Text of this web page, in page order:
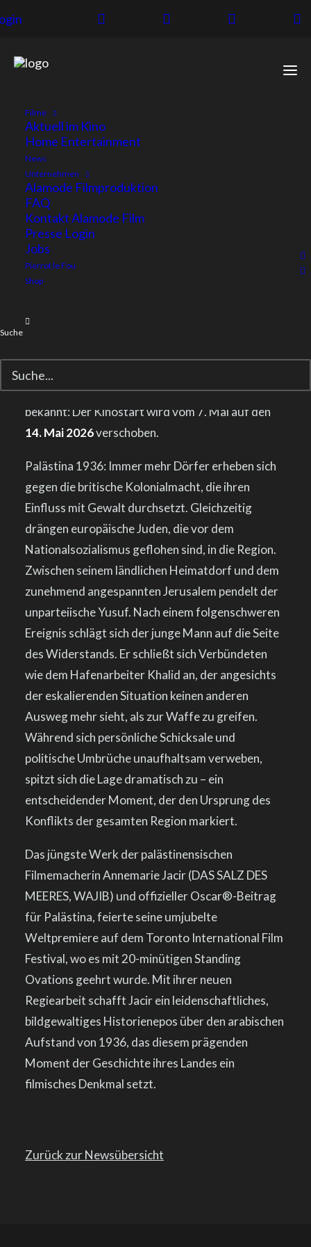
Filme
Aktuell im Kino
Home Entertainment
News
Unternehmen
Alamode Filmproduktion
FAQ
Kontakt Alamode Film
Presse Login
Jobs
Pierrot le Fou
Shop
Suche
NEUER
STARTTERMIN &
DEUTSCHER TITEL:
PALÄSTINA 36
STARTET AM 14.
MAI
Kinostarts von dem Alamode-Titel
36(OT: PALESTINE 36) von Annemarie Jacir
bekannt: Der Kinostart wird vom 7. Mai auf den
14. Mai 2026verschoben.
Palästina 1936: Immer mehr Dörfer erheben sich
gegen die britische Kolonialmacht, die ihren
Einfluss mit Gewalt durchsetzt. Gleichzeitig
drängen europäische Juden, die vor dem
Nationalsozialismus geflohen sind, in die Region.
Zwischen seinem ländlichen Heimatdorf und dem
zunehmend angespannten Jerusalem pendelt der
unparteiische Yusuf. Nach einem folgenschweren
Ereignis schlägt sich der junge Mann auf die Seite
des Widerstands. Er schließt sich Verbündeten
wie dem Hafenarbeiter Khalid an, der angesichts
der eskalierenden Situation keinen anderen
Ausweg mehr sieht, als zur Waffe zu greifen.
Während sich persönliche Schicksale und
politische Umbrüche unaufhaltsam verweben,
spitzt sich die Lage dramatisch zu – ein
entscheidender Moment, der den Ursprung des
Konflikts der gesamten Region markiert.
Das jüngste Werk der palästinensischen
Filmemacherin Annemarie Jacir (DAS SALZ DES
MEERES, WAJIB) und offizieller Oscar®-Beitrag
für Palästina, feierte seine umjubelte
Weltpremiere auf dem Toronto International Film
Festival, wo es mit 20-minütigen Standing
Ovations geehrt wurde. Mit ihrer neuen
Regiearbeit schafft Jacir ein leidenschaftliches,
bildgewaltiges Historienepos über den arabischen
Aufstand von 1936, das diesem prägenden
Moment der Geschichte ihres Landes ein
filmisches Denkmal setzt.
Zurück zur Newsübersicht